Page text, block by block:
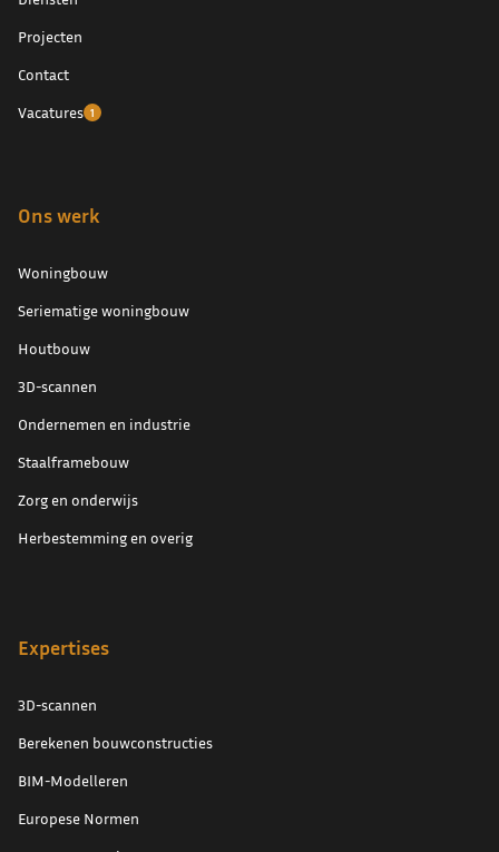
Projecten
Contact
Vacatures 1
Ons werk
Woningbouw
Seriematige woningbouw
Houtbouw
3D-scannen
Ondernemen en industrie
Staalframebouw
Zorg en onderwijs
Herbestemming en overig
Expertises
3D-scannen
Berekenen bouwconstructies
BIM-Modelleren
Europese Normen